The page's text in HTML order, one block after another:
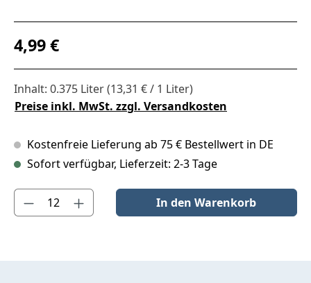
Regulärer Preis:
4,99 €
Inhalt: 0.375 Liter(13,31 € / 1 Liter)
Preise inkl. MwSt. zzgl. Versandkosten
Kostenfreie Lieferung ab 75 € Bestellwert in DE
Sofort verfügbar, Lieferzeit: 2-3 Tage
Produkt Anzahl: Gib den gewünschten Wert ein oder benutze
In den Warenkorb